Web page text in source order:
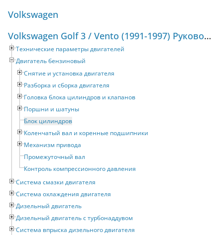
Volkswagen
Volkswagen Golf 3 / Vento (1991-1997) Руководство по ремонту и техническому обслуживанию
Технические параметры двигателей
Двигатель бензиновый
Снятие и установка двигателя
Разборка и сборка двигателя
Головка блока цилиндров и клапанов
Поршни и шатуны
Блок цилиндров
Коленчатый вал и коренные подшипники
Механизм привода
Промежуточный вал
Контроль компрессионного давления
Система смазки двигателя
Система охлаждения двигателя
Дизельный двигатель
Дизельный двигатель с турбонаддувом
Система впрыска дизельного двигателя